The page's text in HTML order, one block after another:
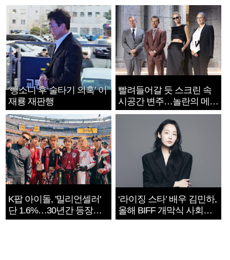
‘뺑소니 후 술타기 의혹’ 이
재룡 재판행
빨려들어갈 듯 스크린 속
시공간 변주…놀란의 메시
지는 ‘전쟁 속죄’
K팝 아이돌, '밀리언셀러'
단 1.6%…30년간 등장
1182개팀 전수조사
‘라이징 스타’ 배우 김민하,
올해 BIFF 개막식 사회자
확정